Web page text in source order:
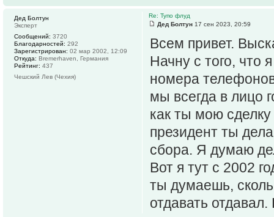
Re: Тупо флуд
Дед Болтун 17 сен 2023, 20:59
Всем привет.
Начну с того, что
номера
мы всегда в лицо
как ты мою
президент ты
сбора. Я думаю
Вот я тут с 2002
ты думаешь,
отдавать
Дед Болтун
Эксперт
Сообщений: 3720
Благодарностей: 292
Зарегистрирован: 02 мар 2002, 12:09
Откуда: Bremerhaven, Германия
Рейтинг: 437
Чешский Лев (Чехия)